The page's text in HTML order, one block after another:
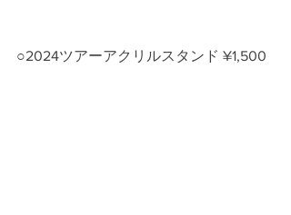
○2024ツアーアクリルスタンド ¥1,500